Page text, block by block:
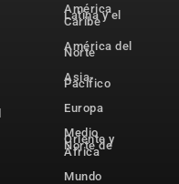
América
Latina y el
Caribe
América del
Norte
Asia-
Pacífico
Europa
Medio
Oriente y
Norte de
África
Mundo